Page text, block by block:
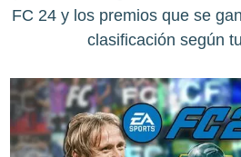
FC 24 y los premios que se
clasificación según